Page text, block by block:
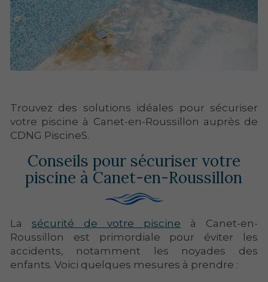
Trouvez des solutions idéales pour sécuriser
votre piscine à Canet-en-Roussillon auprès de
CDNG PiscineS.
Conseils pour sécuriser votre
piscine à Canet-en-Roussillon
La sécurité de votre piscine à Canet-en-
Roussillon est primordiale pour éviter les
accidents, notamment les noyades des
enfants. Voici quelques mesures à prendre :